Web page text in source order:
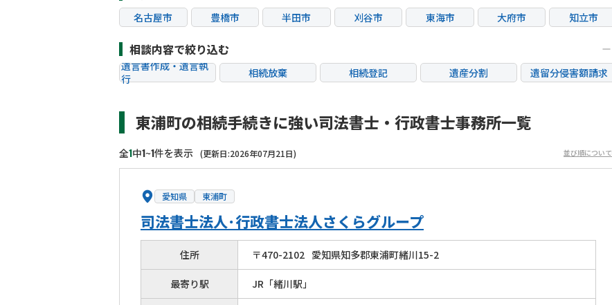
名古屋市 豊橋市 半田市 刈谷市 東海市 大府市
知立市
相談内容で絞り込む
遺言書作成・遺言執
行
相続放棄 相続登記 遺産分割
遺留分侵害額請求
贈与税
生前対策 相続人調査 相続財産調査
産)
東浦町の相続手続きに強い司法書士・行政書士事務所一覧
全1中1~1件を表示 (更新日:2026年07月21日) 並び順について
愛知県 東浦町
司法書士法人･行政書士法人さくらグループ
住所 〒470-2102 愛知県知多郡東浦町緒川15-2
最寄り駅 JR「緒川駅」